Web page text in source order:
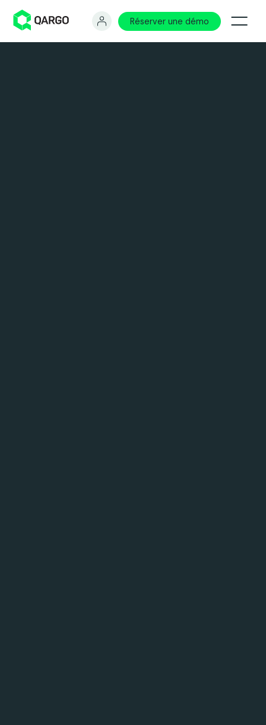
Réserver une démo